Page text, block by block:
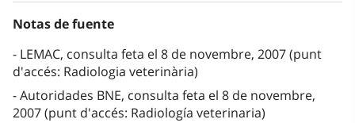
Notas de fuente
LEMAC, consulta feta el 8 de novembre, 2007 (punt
d'accés: Radiologia veterinària)
Autoridades BNE, consulta feta el 8 de novembre,
2007 (punt d'accés: Radiología veterinaria)